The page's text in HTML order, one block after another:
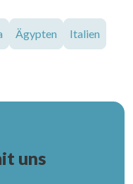
Ägypten Italien
uns